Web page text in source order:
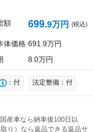
額 699 9万円 (税込)
体価格 691 9万円
8 0万円
：付 法定整備：付
産車なら納車後100日以
り）なら返品できる返品サ